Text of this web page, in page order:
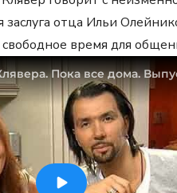
заслуга отца Ильи
свободное время для